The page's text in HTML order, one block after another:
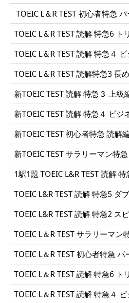
TOEIC L＆R TEST 初心者特急
TOEIC L＆R TEST 読解 特急6
TOEIC L＆R TEST 読解 特急４
TOEIC L＆R TEST 読解特急3 長
新TOEIC TEST 読解 特急３ 上級
新TOEIC TEST 読解 特急４ ビジ
新TOEIC TEST 初心者特急 読解
新TOEIC TEST サラリーマン特
1駅1題 TOEIC L&R TEST 読解 特
TOEIC L&R TEST 読解 特急5 ダ
TOEIC L&R TEST 読解 特急2 ス
TOEIC L＆R TEST サラリーマン
TOEIC L＆R TEST 初心者特急 パ
TOEIC L＆R TEST 読解 特急6
TOEIC L＆R TEST 読解 特急４